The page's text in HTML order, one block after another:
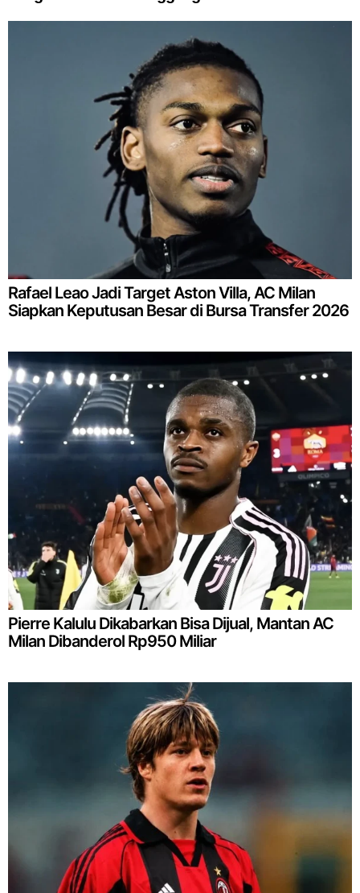
Rafael Leao Jadi Target Aston Villa, AC Milan
Siapkan Keputusan Besar di Bursa Transfer 2026
Pierre Kalulu Dikabarkan Bisa Dijual, Mantan AC
Milan Dibanderol Rp950 Miliar